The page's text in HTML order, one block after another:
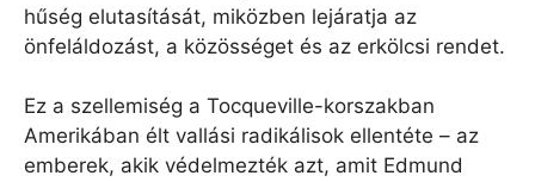
hűség elutasítását, miközben lejáratja az
önfeláldozást, a közösséget és az erkölcsi rendet.
Ez a szellemiség a Tocqueville-korszakban
Amerikában élt vallási radikálisok ellentéte – az
emberek, akik védelmezték azt, amit Edmund